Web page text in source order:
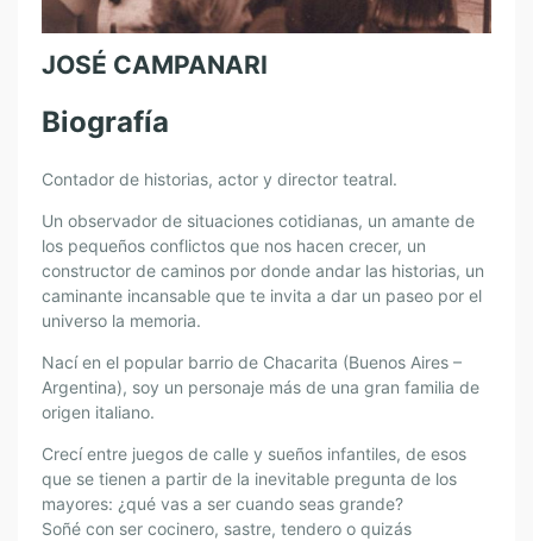
JOSÉ CAMPANARI
Biografía
Contador de historias, actor y director teatral.
Un observador de situaciones cotidianas, un amante de
los pequeños conflictos que nos hacen crecer, un
constructor de caminos por donde andar las historias, un
caminante incansable que te invita a dar un paseo por el
universo la memoria.
Nací en el popular barrio de Chacarita (Buenos Aires –
Argentina), soy un personaje más de una gran familia de
origen italiano.
Crecí entre juegos de calle y sueños infantiles, de esos
que se tienen a partir de la inevitable pregunta de los
mayores: ¿qué vas a ser cuando seas grande?
Soñé con ser cocinero, sastre, tendero o quizás